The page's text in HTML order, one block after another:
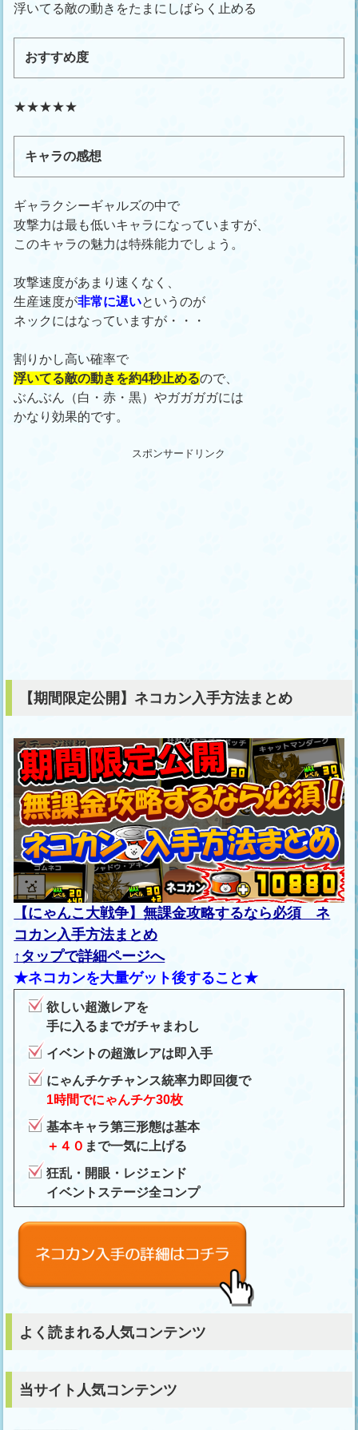
浮いてる敵の動きをたまにしばらく止める
おすすめ度
★★★★★
キャラの感想
ギャラクシーギャルズの中で
攻撃力は最も低いキャラになっていますが、
このキャラの魅力は特殊能力でしょう。
攻撃速度があまり速くなく、
生産速度が非常に遅いというのが
ネックにはなっていますが・・・
割りかし高い確率で
浮いてる敵の動きを約4秒止めるので、
ぶんぶん（白・赤・黒）やガガガガには
かなり効果的です。
スポンサードリンク
【期間限定公開】ネコカン入手方法まとめ
【にゃんこ大戦争】無課金攻略するなら必須 ネ
コカン入手方法まとめ
↑タップで詳細ページへ
★ネコカンを大量ゲット後すること★
欲しい超激レアを
手に入るまでガチャまわし
イベントの超激レアは即入手
にゃんチケチャンス統率力即回復で
1時間でにゃんチケ30枚
基本キャラ第三形態は基本
＋４０ まで一気に上げる
狂乱・開眼・レジェンド
イベントステージ全コンプ
よく読まれる人気コンテンツ
当サイト人気コンテンツ